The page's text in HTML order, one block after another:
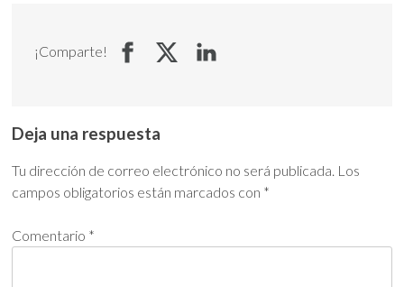
¡Comparte!
Deja una respuesta
Tu dirección de correo electrónico no será publicada. Los
campos obligatorios están marcados con *
Comentario *